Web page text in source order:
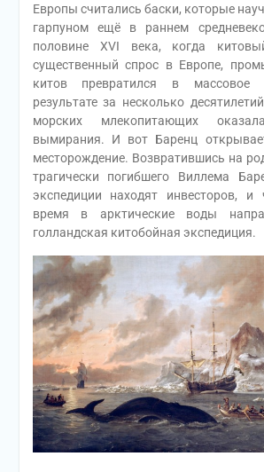
Европы считались баски, которые
гарпуном ещё в раннем
половине XVI века, когда
существенный спрос в Европе,
китов превратился в массовое
результате за несколько
морских млекопитающих
вымирания. И вот Баренц
месторождение. Возвратившись на
трагически погибшего Виллема
экспедиции находят инвесторов, и
время в арктические воды
голландская китобойная экспедиция.